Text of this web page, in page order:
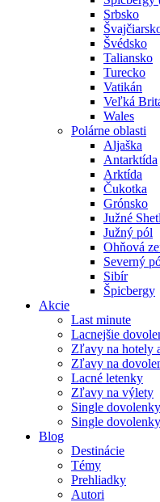
Srbsko
Švédsko
Taliansko
Turecko
Vatikán
Veľká
Wales
Polárne oblasti
Aljaška
Antarktída
Arktída
Čukotka
Grónsko
Južné
Južný pól
Ohňová
Severný
Sibír
Špicbergy
Akcie
Last minute
Lacnejšie
Zľavy na hotely
Zľavy na
Lacné letenky
Zľavy na výlety
Single
Single
Blog
Destinácie
Témy
Prehliadky
Autori